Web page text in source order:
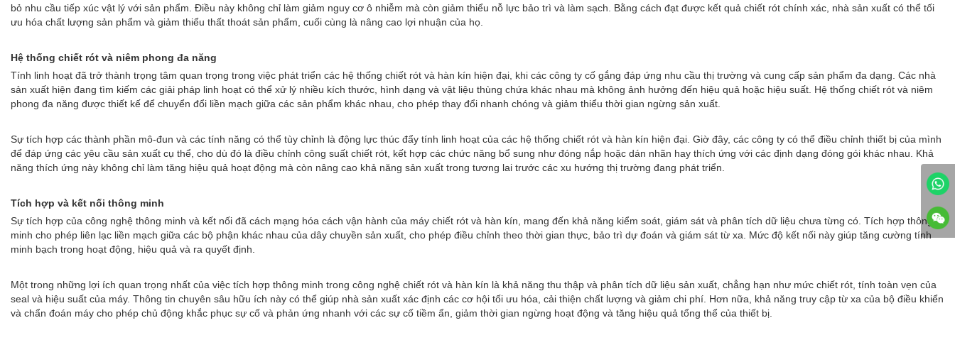
bỏ nhu cầu tiếp xúc vật lý với sản phẩm. Điều này không chỉ làm giảm nguy cơ ô nhiễm mà còn giảm thiểu nỗ lực bảo trì và làm sạch. Bằng cách đạt được kết quả chiết rót chính xác, nhà sản xuất có thể tối
ưu hóa chất lượng sản phẩm và giảm thiểu thất thoát sản phẩm, cuối cùng là nâng cao lợi nhuận của họ.
Hệ thống chiết rót và niêm phong đa năng
Tính linh hoạt đã trở thành trọng tâm quan trọng trong việc phát triển các hệ thống chiết rót và hàn kín hiện đại, khi các công ty cố gắng đáp ứng nhu cầu thị trường và cung cấp sản phẩm đa dạng. Các nhà
sản xuất hiện đang tìm kiếm các giải pháp linh hoạt có thể xử lý nhiều kích thước, hình dạng và vật liệu thùng chứa khác nhau mà không ảnh hưởng đến hiệu quả hoặc hiệu suất. Hệ thống chiết rót và niêm
phong đa năng được thiết kế để chuyển đổi liền mạch giữa các sản phẩm khác nhau, cho phép thay đổi nhanh chóng và giảm thiểu thời gian ngừng sản xuất.
Sự tích hợp các thành phần mô-đun và các tính năng có thể tùy chỉnh là động lực thúc đẩy tính linh hoạt của các hệ thống chiết rót và hàn kín hiện đại. Giờ đây, các công ty có thể điều chỉnh thiết bị của mình
để đáp ứng các yêu cầu sản xuất cụ thể, cho dù đó là điều chỉnh công suất chiết rót, kết hợp các chức năng bổ sung như đóng nắp hoặc dán nhãn hay thích ứng với các định dạng đóng gói khác nhau. Khả
năng thích ứng này không chỉ làm tăng hiệu quả hoạt động mà còn nâng cao khả năng sản xuất trong tương lai trước các xu hướng thị trường đang phát triển.
Tích hợp và kết nối thông minh
Sự tích hợp của công nghệ thông minh và kết nối đã cách mạng hóa cách vận hành của máy chiết rót và hàn kín, mang đến khả năng kiểm soát, giám sát và phân tích dữ liệu chưa từng có. Tích hợp thông
minh cho phép liên lạc liền mạch giữa các bộ phận khác nhau của dây chuyền sản xuất, cho phép điều chỉnh theo thời gian thực, bảo trì dự đoán và giám sát từ xa. Mức độ kết nối này giúp tăng cường tính
minh bạch trong hoạt động, hiệu quả và ra quyết định.
Một trong những lợi ích quan trọng nhất của việc tích hợp thông minh trong công nghệ chiết rót và hàn kín là khả năng thu thập và phân tích dữ liệu sản xuất, chẳng hạn như mức chiết rót, tính toàn vẹn của
seal và hiệu suất của máy. Thông tin chuyên sâu hữu ích này có thể giúp nhà sản xuất xác định các cơ hội tối ưu hóa, cải thiện chất lượng và giảm chi phí. Hơn nữa, khả năng truy cập từ xa của bộ điều khiển
và chẩn đoán máy cho phép chủ động khắc phục sự cố và phản ứng nhanh với các sự cố tiềm ẩn, giảm thời gian ngừng hoạt động và tăng hiệu quả tổng thể của thiết bị.